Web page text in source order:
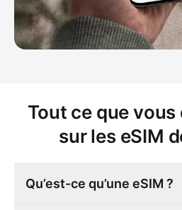
Tout ce que
sur les eSIM
Qu’est-ce qu’une eSIM ?